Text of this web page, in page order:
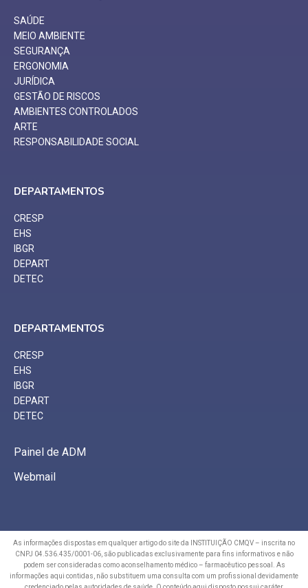
SAÚDE
MEIO AMBIENTE
SEGURANÇA
ERGONOMIA
JURÍDICA
GESTÃO DE RISCOS
AMBIENTES CONTROLADOS
ARTE
RESPONSABILIDADE SOCIAL
DEPARTAMENTOS
CRESP
EHS
IBGR
DEPART
DETEC
DEPARTAMENTOS
CRESP
EHS
IBGR
DEPART
DETEC
Painel de ADM
Webmail
As informações dispostas em qualquer artigo do site da INSTITUIÇÃO CMQV – inscrita no
CNPJ 04.536.435/0001-06, são publicadas exclusivamente para fins informativos e não
podem ser consideradas como aconselhamento médico – farmacêutico pessoal. As
informações aqui contidas, não substituem uma consulta com um profissional devidamente